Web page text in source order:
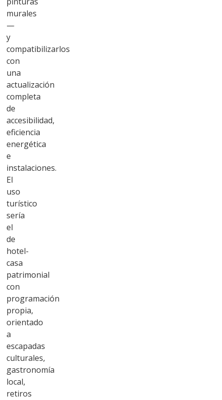
murales
—
y
compatibilizarlos
con
una
actualización
completa
de
accesibilidad,
eficiencia
energética
e
instalaciones.
El
uso
turístico
sería
el
de
hotel-
casa
patrimonial
con
programación
propia,
orientado
a
escapadas
culturales,
gastronomía
local,
retiros